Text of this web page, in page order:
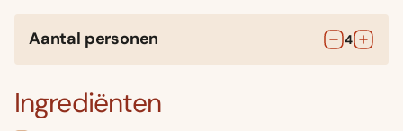
Aantal personen 4
Ingrediënten